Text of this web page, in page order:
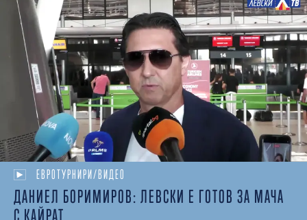
ЕВРОТУРНИРИ/ВИДЕО
ДАНИЕЛ БОРИМИРОВ: ЛЕВСКИ Е ГОТОВ ЗА МАЧА